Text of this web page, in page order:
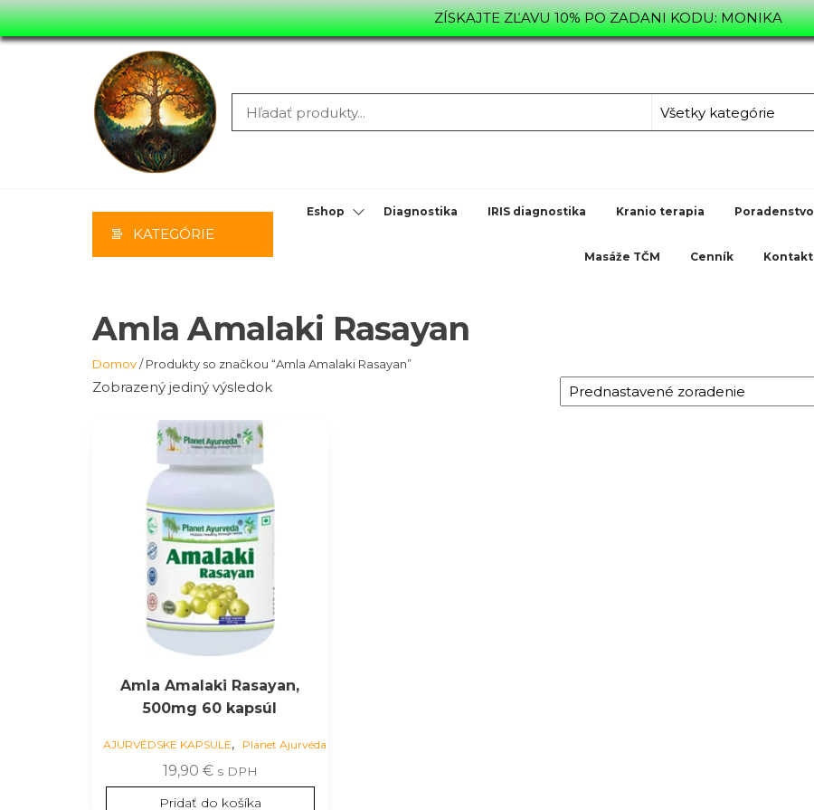
ZÍSKAJTE ZĽAVU 10% PO ZADANI KODU: MONIKA
Preskočiť
MOONYHILL.SK
PORADENSTVO,
PREDAJ
KATEGÓRIE
Eshop Diagnostika IRIS diagnostika Kranio terapia Poradenstvo
Masáže TČM Cenník Kontakt
Amla Amalaki Rasayan
Domov/ Produkty so značkou “Amla Amalaki Rasayan”
Zobrazený jediný výsledok
Amla Amalaki Rasayan,
500mg 60 kapsúl
AJURVÉDSKE KAPSULE, Planet Ajurvéda
19,90 € s DPH
Pridať do košíka